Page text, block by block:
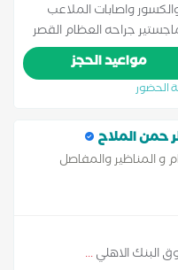
واصابات الملاعب
جراحه العظام القصر
الجمعيه المصريه لجراحه
المفاصل وتسليك الأعصاب
وباقى عمليات العظام
و كوع التنس حقن
مواعيد الحجز
الحضور
حمن الملاح
و المناظير والمفاصل
البنك الاهلي...